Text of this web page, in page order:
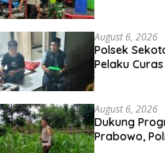
August 6, 2026
Polsek
Pelaku
Dipastikan
August 6, 2026
Dukung
Prabowo,